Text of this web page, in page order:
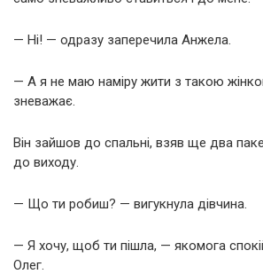
— Ні! — одразу заперечила Анжела.
— А я не маю наміру жити з такою
зневажає.
Він зайшов до спальні, взяв ще два
до виходу.
— Що ти робиш? — вигукнула дівчина.
— Я хочу, щоб ти пішла, — якомога
Олег.